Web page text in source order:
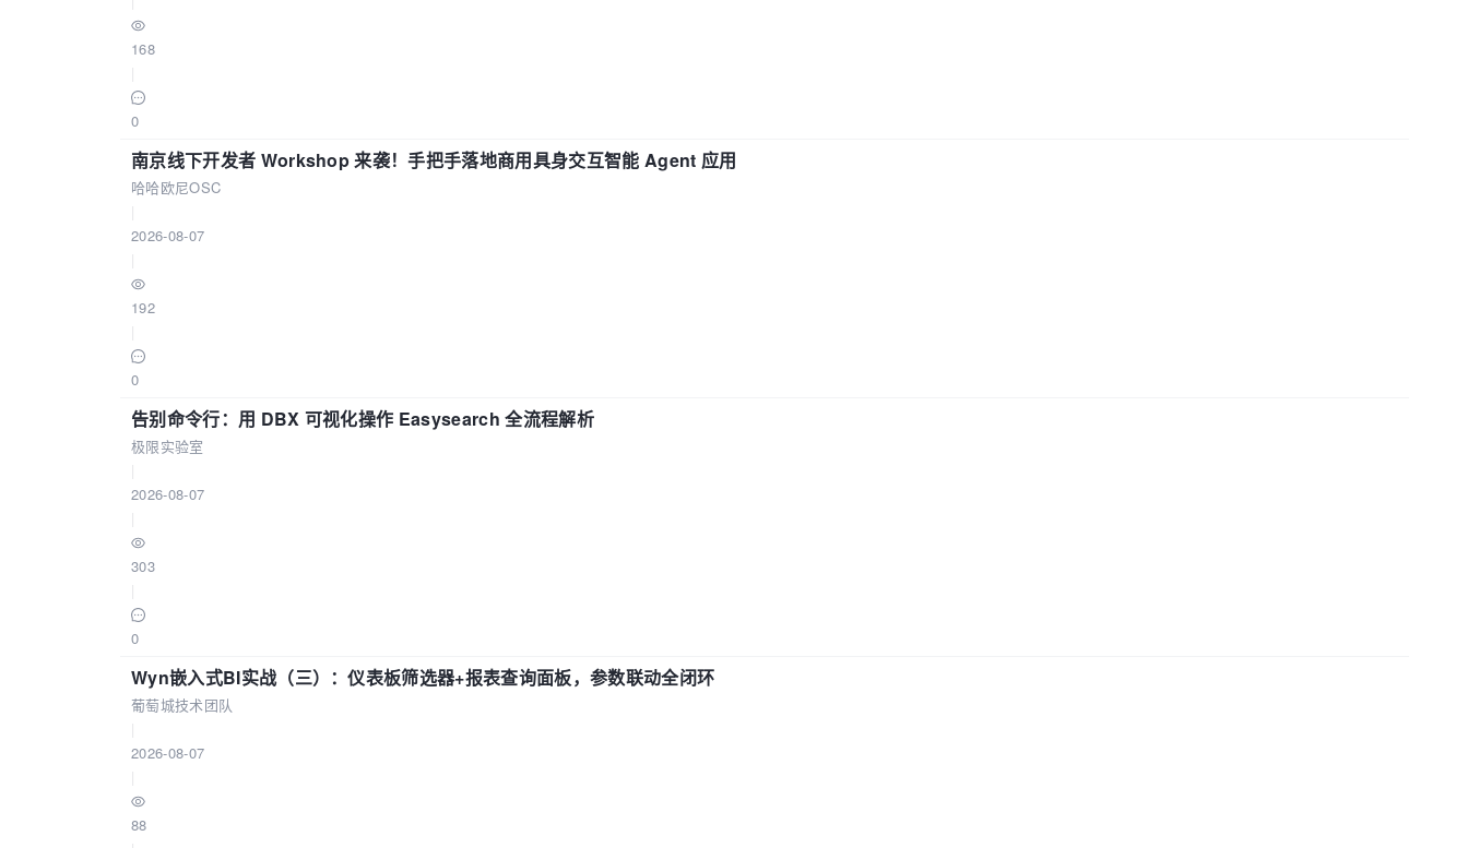
168
0
南京线下开发者 Workshop 来袭！手把手落地商用具身交互智能 Agent 应用
哈哈欧尼OSC
2026-08-07
192
0
告别命令行：用 DBX 可视化操作 Easysearch 全流程解析
极限实验室
2026-08-07
303
0
Wyn嵌入式BI实战（三）：仪表板筛选器+报表查询面板，参数联动全闭环
葡萄城技术团队
2026-08-07
88